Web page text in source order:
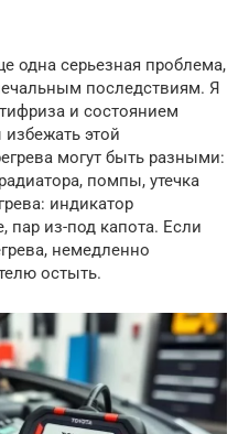
одна серьезная проблема,
последствиям. Я
и состоянием
этой
могут быть разными:
помпы, утечка
индикатор
пар из-под капота. Если
немедленно
остыть.